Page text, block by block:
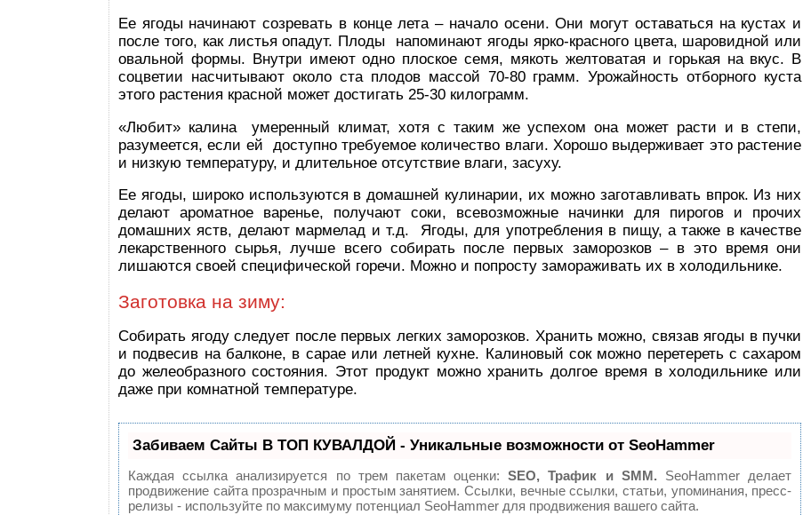
Ее ягоды начинают созревать в конце лета – начало осени. Они могут оставаться на кустах и
после того, как листья опадут. Плоды напоминают ягоды ярко-красного цвета, шаровидной или
овальной формы. Внутри имеют одно плоское семя, мякоть желтоватая и горькая на вкус. В
соцветии насчитывают около ста плодов массой 70-80 грамм. Урожайность отборного куста
этого растения красной может достигать 25-30 килограмм.
«Любит» калина умеренный климат, хотя с таким же успехом она может расти и в степи,
разумеется, если ей доступно требуемое количество влаги. Хорошо выдерживает это растение
и низкую температуру, и длительное отсутствие влаги, засуху.
Ее ягоды, широко используются в домашней кулинарии, их можно заготавливать впрок. Из них
делают ароматное варенье, получают соки, всевозможные начинки для пирогов и прочих
домашних яств, делают мармелад и т.д. Ягоды, для употребления в пищу, а также в качестве
лекарственного сырья, лучше всего собирать после первых заморозков – в это время они
лишаются своей специфической горечи. Можно и попросту замораживать их в холодильнике.
Заготовка на зиму:
Собирать ягоду следует после первых легких заморозков. Хранить можно, связав ягоды в пучки
и подвесив на балконе, в сарае или летней кухне. Калиновый сок можно перетереть с сахаром
до желеобразного состояния. Этот продукт можно хранить долгое время в холодильнике или
даже при комнатной температуре.
Забиваем Сайты В ТОП КУВАЛДОЙ - Уникальные возможности от SeoHammer
Каждая ссылка анализируется по трем пакетам оценки:SEO, Трафик и SMM. SeoHammer делает
продвижение сайта прозрачным и простым занятием. Ссылки, вечные ссылки, статьи, упоминания, пресс-
релизы - используйте по максимуму потенциал SeoHammer для продвижения вашего сайта.